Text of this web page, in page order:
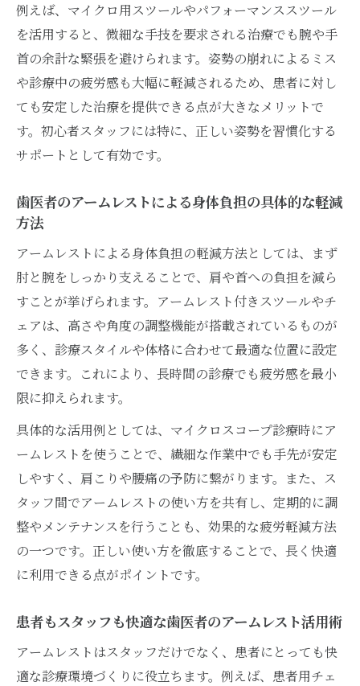
マイクロ用スツール選びで歯医者のパフォーマ
ンス向上を目指す
歯医者の診療効率を高めるマイクロ用スツ
ールの選び方
アームレスト付きマイクロ用スツールの魅
力を解説
ア選び
能
快適な診療姿勢を保つマイクロ用チェアの
工夫
スタッフの身体負担を軽くする歯科アームレス
トの選び方
歯医者で選ぶべきアームレストのチェック
ポイント
身体負担軽減を考えたアームレストの選定
基準
スタッフの健康を守るアームレスト選びの
コツ
マイクロ用チェアと合わせたアームレスト
の選択法
診療現場に最適なアームレストの特徴とは
歯科チェアにおけるアームレストの効果検証と
歯医者でのアームレスト効果を実体験から
例えば、マイクロ用スツールやパフォーマンススツール
を活用すると、微細な手技を要求される治療でも腕や手
首の余計な緊張を避けられます。姿勢の崩れによるミス
や診療中の疲労感も大幅に軽減されるため、患者に対し
ても安定した治療を提供できる点が大きなメリットで
す。初心者スタッフには特に、正しい姿勢を習慣化する
サポートとして有効です。
歯医者のアームレストによる身体負担の具体的な軽減
方法
アームレストによる身体負担の軽減方法としては、まず
肘と腕をしっかり支えることで、肩や首への負担を減ら
すことが挙げられます。アームレスト付きスツールやチ
ェアは、高さや角度の調整機能が搭載されているものが
多く、診療スタイルや体格に合わせて最適な位置に設定
できます。これにより、長時間の診療でも疲労感を最小
限に抑えられます。
具体的な活用例としては、マイクロスコープ診療時にア
ームレストを使うことで、繊細な作業中でも手先が安定
しやすく、肩こりや腰痛の予防に繋がります。また、ス
タッフ間でアームレストの使い方を共有し、定期的に調
整やメンテナンスを行うことも、効果的な疲労軽減方法
の一つです。正しい使い方を徹底することで、長く快適
に利用できる点がポイントです。
患者もスタッフも快適な歯医者のアームレスト活用術
アームレストはスタッフだけでなく、患者にとっても快
適な診療環境づくりに役立ちます。例えば、患者用チェ